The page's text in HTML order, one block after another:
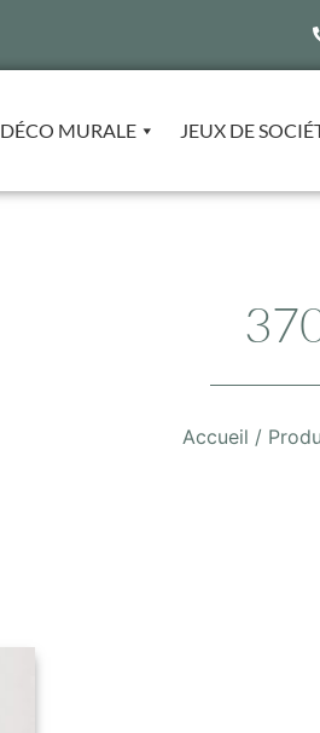
DÉCO MURALE JEUX DE
Accueil /